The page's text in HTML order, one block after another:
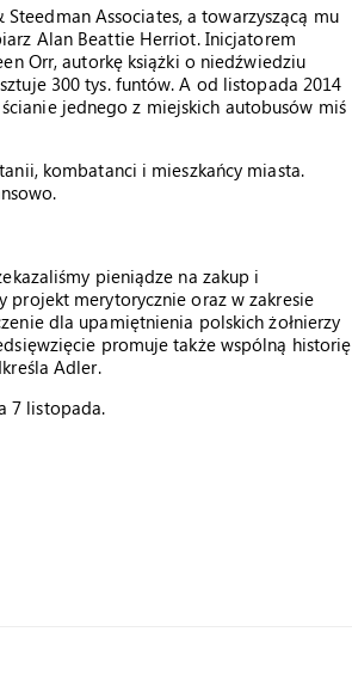
Associates, a towarzyszącą mu
Alan Beattie Herriot. Inicjatorem
Orr, autorkę książki o niedźwiedziu
300 tys. funtów. A od listopada 2014
jednego z miejskich autobusów miś
kombatanci i mieszkańcy miasta.
pieniądze na zakup i
projekt merytorycznie oraz w zakresie
dla upamiętnienia polskich żołnierzy
promuje także wspólną historię
Adler.
7 listopada.